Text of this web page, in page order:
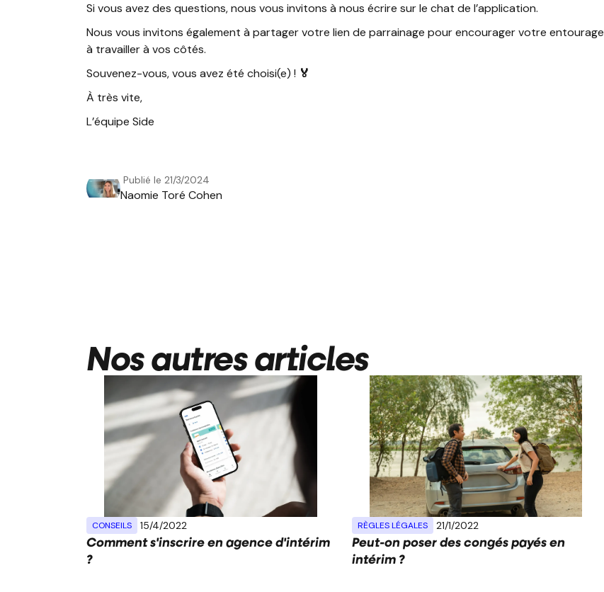
Si vous avez des questions, nous vous invitons à nous écrire sur le chat de l’application.
Nous vous invitons également à partager votre lien de parrainage pour encourager votre entourage
à travailler à vos côtés.
Souvenez-vous, vous avez été choisi(e) ! 🏅
À très vite,
L’équipe Side
Publié le 21/3/2024
Naomie Toré Cohen
Nos autres articles
CONSEILS 15/4/2022
Comment s'inscrire en agence d'intérim
?
RÈGLES LÉGALES 21/1/2022
Peut-on poser des congés payés en
intérim ?